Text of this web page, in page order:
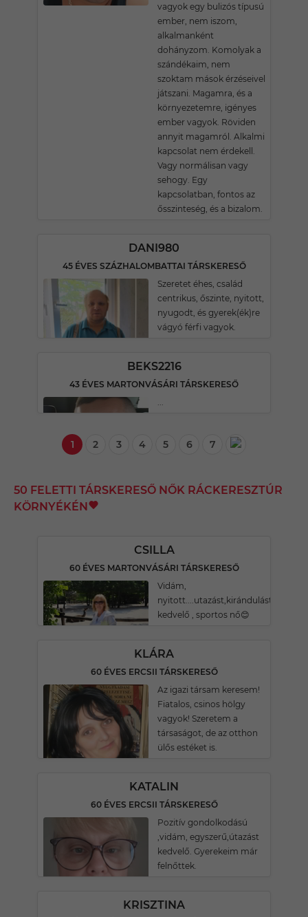
vagyok egy bulizós típusú
ember, nem iszom,
alkalmanként
dohányzom. Komolyak a
szándékaim, nem
szoktam mások érzéseivel
játszani. Magamra, és a
környezetemre, igényes
ember vagyok. Röviden
annyit magamról. Alkalmi
kapcsolat nem érdekell.
Vagy normálisan vagy
sehogy. Egy
kapcsolatban, fontos az
ősszinteség, és a bizalom.
DANI980
45 ÉVES SZÁZHALOMBATTAI TÁRSKERESŐ
Szeretet éhes, család
centrikus, őszinte, nyitott,
nyugodt, és gyerek(ék)re
vágyó férfi vagyok.
BEKS2216
43 ÉVES MARTONVÁSÁRI TÁRSKERESŐ
...
1 2 3 4 5 6 7
50 FELETTI TÁRSKERESŐ NŐK RÁCKERESZTÚR
KÖRNYÉKÉN
CSILLA
60 ÉVES MARTONVÁSÁRI TÁRSKERESŐ
Vidám,
kedvelő , sportos nő😊
KLÁRA
60 ÉVES ERCSII TÁRSKERESŐ
Az igazi társam keresem!
Fiatalos, csinos hölgy
vagyok! Szeretem a
társaságot, de az otthon
ülős estéket is.
KATALIN
60 ÉVES ERCSII TÁRSKERESŐ
Pozitív gondolkodású
,vidám, egyszerű,útazást
kedvelő. Gyerekeim már
felnőttek.
KRISZTINA